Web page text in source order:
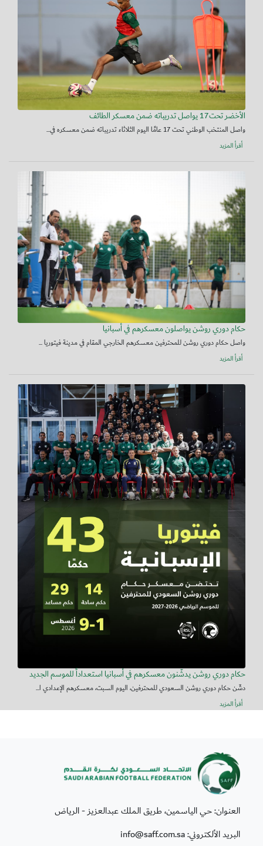
الأخضر تحت17 يواصل تدريباته ضمن معسكر الطائف
واصل المنتخب الوطني تحت 17 عامًا اليوم الثلاثاء تدريباته ضمن معسكره في...
أقرأ المزيد
حكام دوري روشن يواصلون معسكرهم في أسبانيا
واصل حكام دوري روشن للمحترفين معسكرهم الخارجي المقام في مدينة فيتوريا ...
أقرأ المزيد
حكام دوري روشن يدشّنون معسكرهم في أسبانيا استعداداً للموسم الجديد
دشّن حكام دوري روشن السعودي للمحترفين، اليوم السبت، معسكرهم الإعدادي ا...
أقرأ المزيد
العنوان: حي الياسمين، طريق الملك عبدالعزيز - الرياض
البريد الألكتروني: info@saff.com.sa